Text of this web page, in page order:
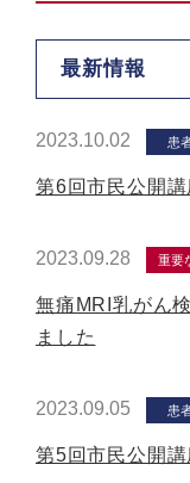
最新情報
2023.10.02 患
第6回市民公開
2023.09.28 重要
無痛MRI乳がん
ました
2023.09.05 患
第5回市民公開